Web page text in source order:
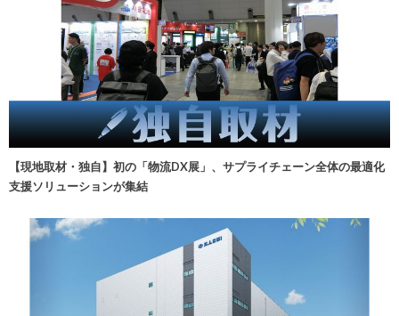
【現地取材・独自】初の「物流DX展」、サプライチェーン全体の最適化
支援ソリューションが集結